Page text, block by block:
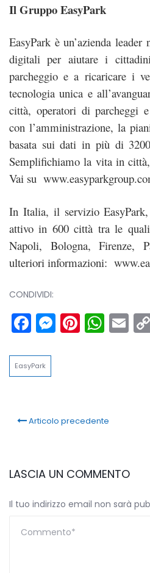
Il Gruppo EasyPark
EasyPark è un’azienda
digitali per aiutare i
parcheggio e a ricaricare i
tecnologia unica e
città, operatori di parcheggi
con l’amministrazione, la
basata sui dati in più di
Semplifichiamo la vita in
Vai su
In Italia, il servizio
attivo in 600 città tra le
Napoli, Bologna, Firenze,
ulteriori informazioni:
CONDIVIDI:
Facebook
EasyPark
Articolo precedente
LASCIA UN COMMENTO
Il tuo indirizzo email non sarà